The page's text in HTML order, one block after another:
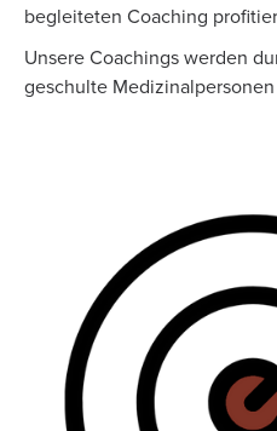
begleiteten Coaching
Unsere Coachings werden
geschulte